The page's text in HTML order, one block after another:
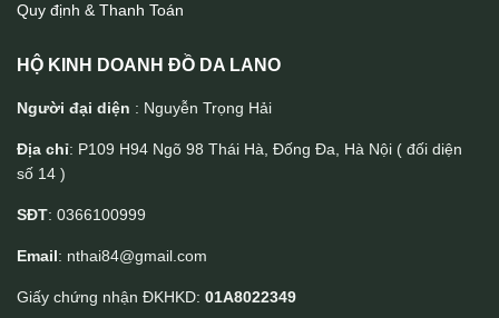
Quy định & Thanh Toán
HỘ KINH DOANH ĐỒ DA LANO
Người đại diện : Nguyễn Trọng Hải
Địa chỉ: P109 H94 Ngõ 98 Thái Hà, Đống Đa, Hà Nội ( đối diện
số 14 )
SĐT: 0366100999
Email: nthai84@gmail.com
Giấy chứng nhận ĐKHKD: 01A8022349